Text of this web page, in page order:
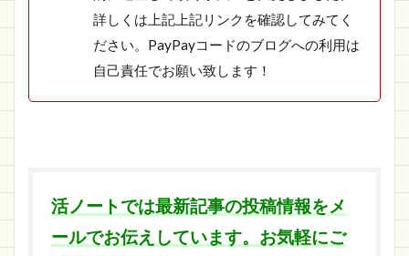
詳しくは上記上記リンクを確認してみてく
ださい。PayPayコードのブログへの利用は
自己責任でお願い致します！
活ノートでは最新記事の投稿情報をメ
ールでお伝えしています。お気軽にご